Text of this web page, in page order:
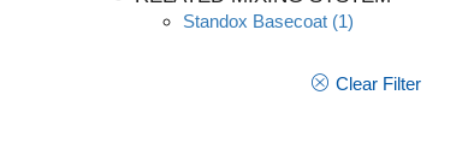
Standox Basecoat (1)
Clear Filter